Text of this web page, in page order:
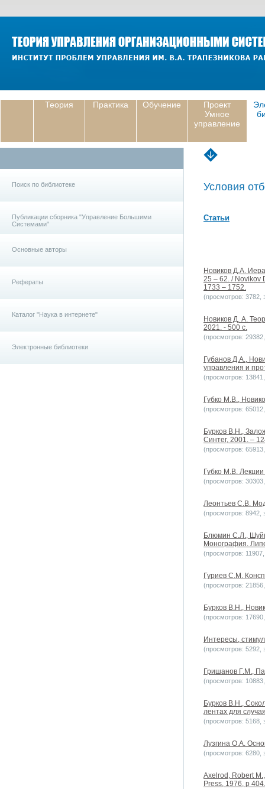
Теория Практика Обучение
Проект
Умное
управление
Поиск по библиотеке
Публикации сборника "Управление Большими
Системами"
Основные авторы
Рефераты
Каталог "Наука в интернете"
Электронные библиотеки
Условия
Статьи
Новиков Д.А.
25 – 62. / Novikov
1733 – 1752.
(просмотров: 3782,
Новиков Д. А.
2021. - 500 с.
(просмотров:
Губанов Д.А.,
управления и
(просмотров:
Губко М.В.,
(просмотров:
Бурков В.Н.,
Синтег, 2001. –
(просмотров:
Губко М.В.
(просмотров:
Леонтьев С.В.
(просмотров: 8942,
Блюмин С.Л.,
Монография.
(просмотров:
Гуриев С.М.
(просмотров:
Бурков В.Н.,
(просмотров:
Интересы,
(просмотров: 5292,
Гришанов Г.М.,
(просмотров:
Бурков B.H.,
лентах для
(просмотров: 5168,
Лузгина О.А.
(просмотров: 6280,
Axelrod, Robert
Press, 1976, p 404.